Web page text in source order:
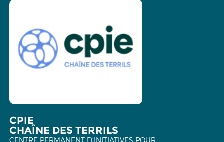
CPIE
CHAÎNE DES TERRILS
CENTRE PERMANENT D'INITIATIVES POUR